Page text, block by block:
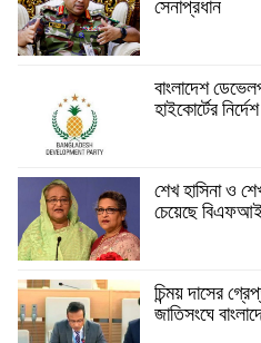
সেনাপ্রধান
বাংলাদেশ
হাইকোর্টের নির্দেশ
শেখ হাসিনা ও
চেয়েছে
চিন্ময় দাসের
জাতিসংঘে